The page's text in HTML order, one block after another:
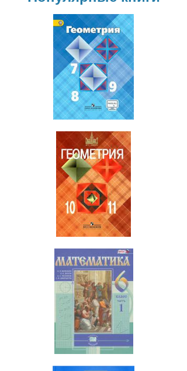
Геометрия
7-9 класс
Геометрия
10-11 класс
Математика
6 класс